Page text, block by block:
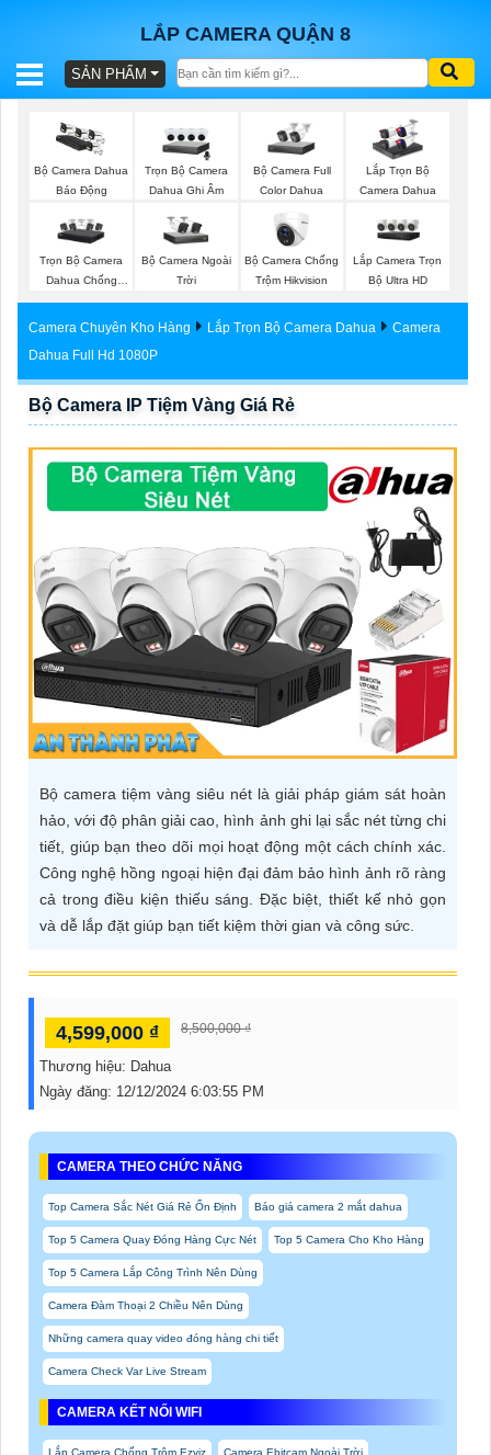
LẮP CAMERA QUẬN 8
BÁO
SẢN
TƯ
LẮP
PHỤ
KIỆN
CAMERA
TƯ
DỊCH
VỤ
SẢN PHẨM
Bộ Camera Dahua
Báo Động
Trọn Bộ Camera
Dahua Ghi Âm
Bộ Camera Full
Color Dahua
Lắp Trọn Bộ
Camera Dahua
Trọn Bộ Camera
Dahua Chống
Trộm
Bộ Camera Ngoài
Trời
Bộ Camera Chống
Trộm Hikvision
Lắp Camera Trọn
Bộ Ultra HD
Camera Chuyên Kho Hàng Lắp Trọn Bộ Camera Dahua
Camera
Dahua Full Hd 1080P
Bộ Camera IP Tiệm Vàng Giá Rẻ
Bộ camera tiệm vàng siêu nét là giải pháp giám sát hoàn
hảo, với độ phân giải cao, hình ảnh ghi lại sắc nét từng chi
tiết, giúp bạn theo dõi mọi hoạt động một cách chính xác.
Công nghệ hồng ngoại hiện đại đảm bảo hình ảnh rõ ràng
cả trong điều kiện thiếu sáng. Đặc biệt, thiết kế nhỏ gọn
và dễ lắp đặt giúp bạn tiết kiệm thời gian và công sức.
4,599,000 ₫ 8,500,000 ₫
Thương hiệu: Dahua
Ngày đăng: 12/12/2024 6:03:55 PM
CAMERA THEO CHỨC NĂNG
Top Camera Sắc Nét Giá Rẻ Ổn Định Báo giá camera 2 mắt dahua
Top 5 Camera Quay Đóng Hàng Cực Nét Top 5 Camera Cho Kho Hàng
Top 5 Camera Lắp Công Trình Nên Dùng
Camera Đàm Thoại 2 Chiều Nên Dùng
Những camera quay video đóng hàng chi tiết
Camera Check Var Live Stream
CAMERA KẾT NỐI WIFI
Lắp Camera Chống Trộm Ezviz Camera Ebitcam Ngoài Trời